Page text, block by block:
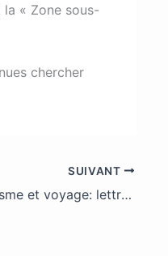
la « Zone sous-
chercher
SUIVANT
Dictionnaire du tourisme et voyage: lettre S